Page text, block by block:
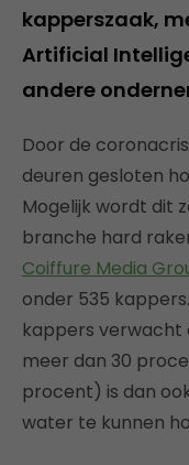
kapperszaak,
Artificial
andere
Door de
deuren gesloten
Mogelijk wordt dit
branche hard
Coiffure Media
onder 535
kappers verwacht
meer dan 30
procent) is dan
water te kunnen